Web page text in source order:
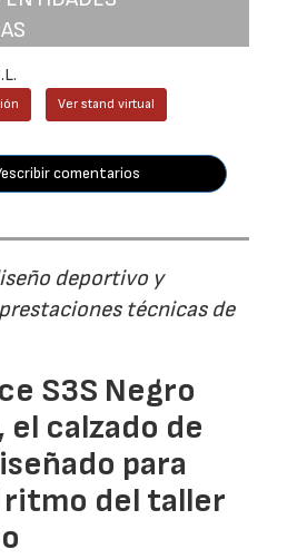
Ver stand virtual
comentarios
deportivo y
técnicas de
S3S Negro
el calzado de
para
ritmo del taller